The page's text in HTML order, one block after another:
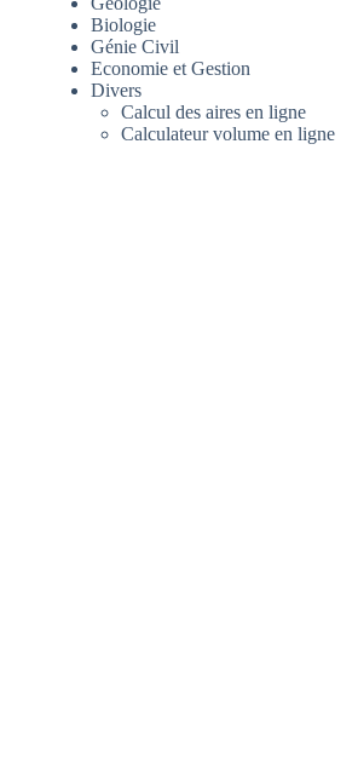
Biologie
Génie Civil
Economie et Gestion
Divers
Calcul des aires en ligne
Calculateur volume en ligne